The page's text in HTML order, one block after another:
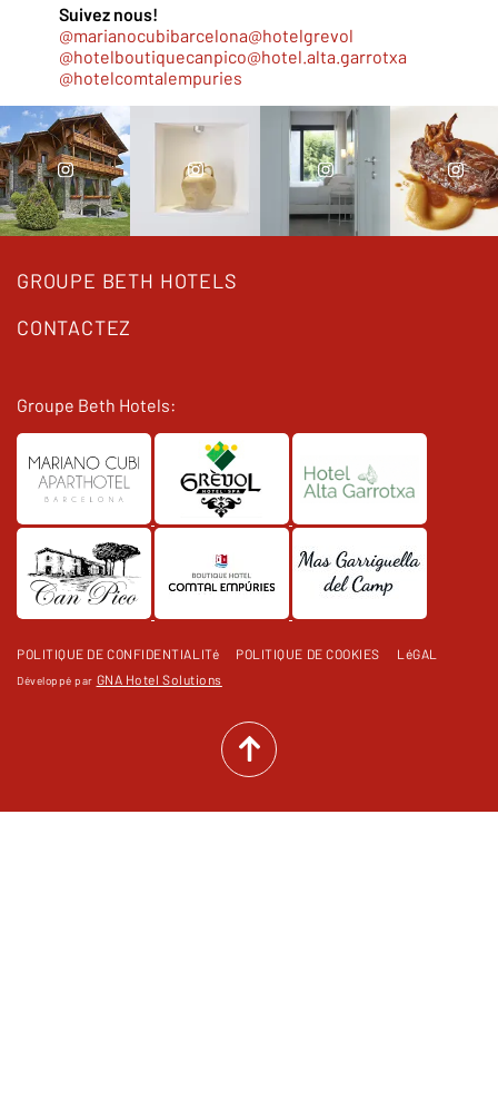
Suivez nous!
@marianocubibarcelona@hotelgrevol
@hotelboutiquecanpico@hotel.alta.garrotxa
@hotelcomtalempuries
GROUPE BETH HOTELS
CONTACTEZ
Groupe Beth Hotels:
Développé par GNA Hotel Solutions
POLITIQUE DE CONFIDENTIALITé POLITIQUE DE COOKIES LéGAL